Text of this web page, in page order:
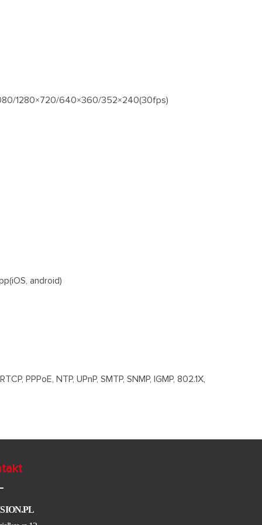
1280×720/640×360/352×240(30fps)
android)
PPPoE, NTP, UPnP, SMTP, SNMP, IGMP, 802.1X,